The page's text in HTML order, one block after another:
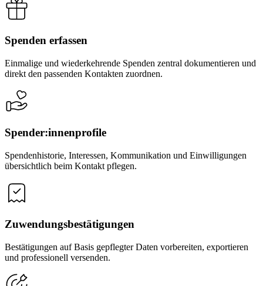
Spenden erfassen
Einmalige und wiederkehrende Spenden zentral dokumentieren und
direkt den passenden Kontakten zuordnen.
Spender:innenprofile
Spendenhistorie, Interessen, Kommunikation und Einwilligungen
übersichtlich beim Kontakt pflegen.
Zuwendungsbestätigungen
Bestätigungen auf Basis gepflegter Daten vorbereiten, exportieren
und professionell versenden.